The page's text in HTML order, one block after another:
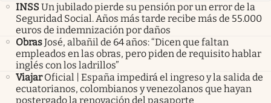
INSSUn jubilado pierde su pensión por un error de la
Seguridad Social. Años más tarde recibe más de 55.000
euros de indemnización por daños
ObrasJosé, albañil de 64 años: “Dicen que faltan
empleados en las obras, pero piden de requisito hablar
inglés con los ladrillos”
Viajar Oficial | España impedirá el ingreso y la salida de
ecuatorianos, colombianos y venezolanos que hayan
postergado la renovación del pasaporte